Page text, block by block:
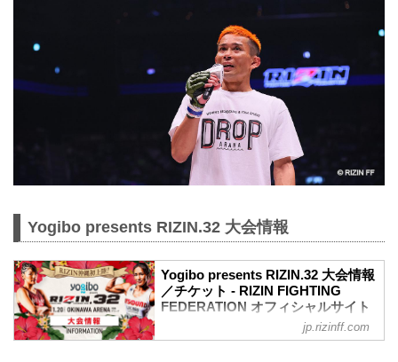
Yogibo presents RIZIN.32 大会情報
Yogibo presents RIZIN.32 大会情報
／チケット - RIZIN FIGHTING
FEDERATION オフィシャルサイト
jp.rizinff.com